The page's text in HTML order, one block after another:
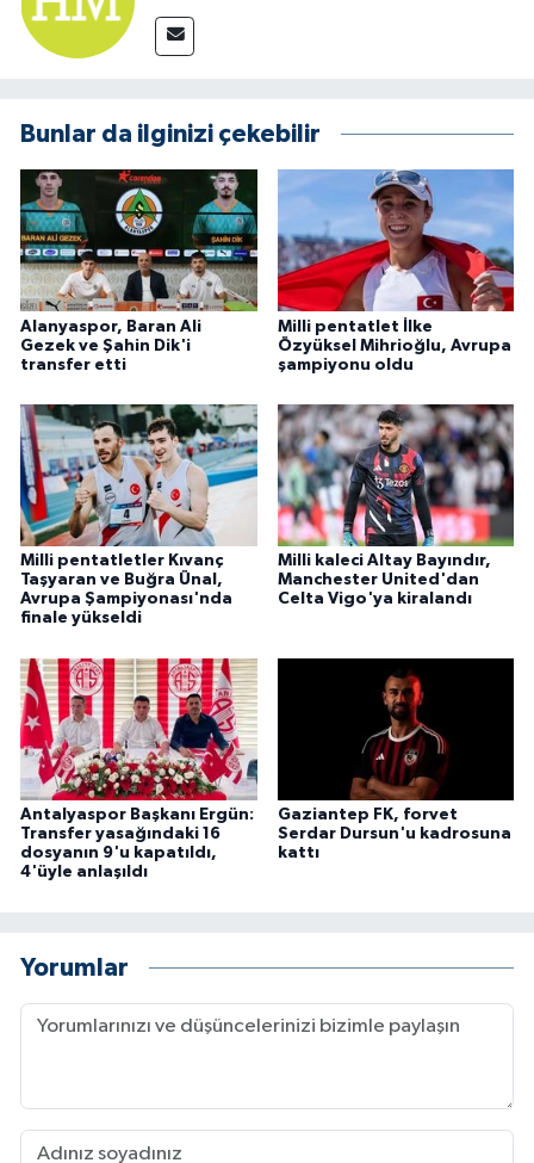
Bunlar da ilginizi çekebilir
Alanyaspor, Baran Ali
Gezek ve Şahin Dik'i
transfer etti
Milli pentatlet İlke
Özyüksel Mihrioğlu, Avrupa
şampiyonu oldu
Milli pentatletler Kıvanç
Taşyaran ve Buğra Ünal,
Avrupa Şampiyonası'nda
finale yükseldi
Milli kaleci Altay Bayındır,
Manchester United'dan
Celta Vigo'ya kiralandı
Antalyaspor Başkanı Ergün:
Transfer yasağındaki 16
dosyanın 9'u kapatıldı,
4'üyle anlaşıldı
Gaziantep FK, forvet
Serdar Dursun'u kadrosuna
kattı
Yorumlar